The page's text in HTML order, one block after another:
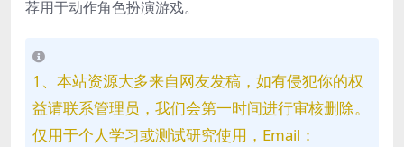
荐用于动作角色扮演游戏。
1、本站资源大多来自网友发稿，如有侵犯你的权
益请联系管理员，我们会第一时间进行审核删除。
仅用于个人学习或测试研究使用，Email：